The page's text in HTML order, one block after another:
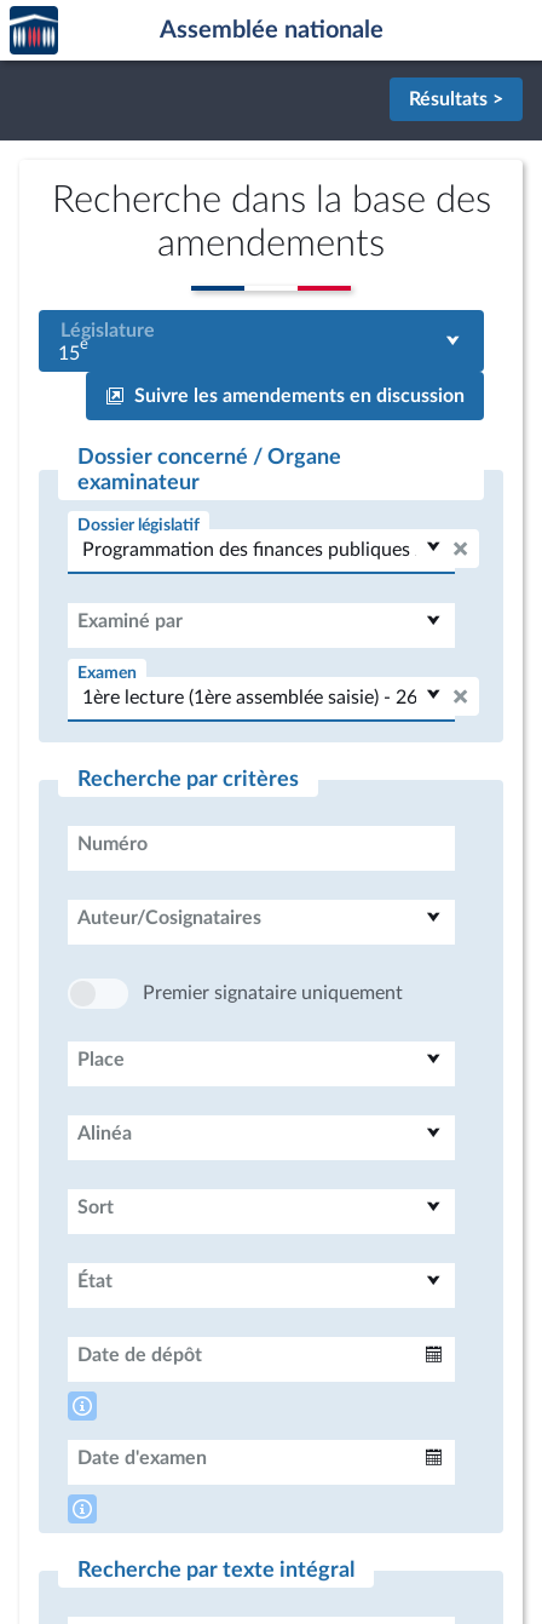
Aller au contenu
Aller en bas de la page
Accèder
à la
page
Assemblée nationale
Résultats >
Recherche dans la base des
amendements
Législature
15e
Suivre les amendements en discussion
Dossier concerné / Organe
examinateur
Dossier législatif
Examiné par
Examen
Recherche par critères
Numéro
Auteur/Cosignataires
Premier signataire uniquement
Place
Alinéa
Sort
État
Date de dépôt
Date d'examen
Recherche par texte intégral